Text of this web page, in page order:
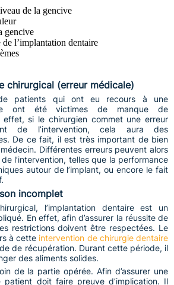
de la gencive
gencive
l’implantation dentaire
chirurgical (erreur médicale)
patients qui ont eu recours à une
ont été victimes de manque de
effet, si le chirurgien commet une erreur
de l’intervention, cela aura des
De ce fait, il est très important de bien
Différentes erreurs peuvent alors
l’intervention, telles que la performance
autour de l’implant, ou encore le fait
incomplet
l’implantation dentaire est un
En effet, afin d’assurer la réussite de
restrictions doivent être respectées. Le
à cette intervention de chirurgie dentaire
de récupération. Durant cette période, il
des aliments solides.
de la partie opérée. Afin d’assurer une
patient doit faire preuve d’implication. Il